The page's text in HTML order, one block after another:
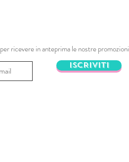
ricevere in anteprima le nostre promozioni
ISCRIVITI